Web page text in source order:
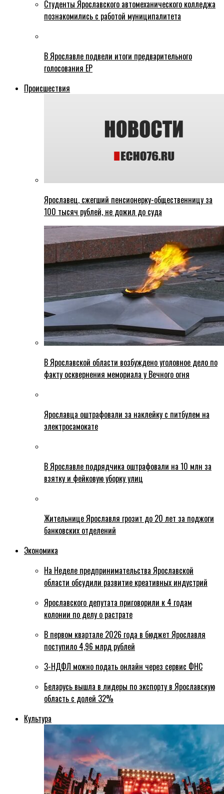
Студенты Ярославского автомеханического колледжа
познакомились с работой муниципалитета
В Ярославле подвели итоги предварительного
голосования ЕР
Происшествия
Ярославец, сжегший пенсионерку-общественницу за
100 тысяч рублей, не дожил до суда
В Ярославской области возбуждено уголовное дело по
факту осквернения мемориала у Вечного огня
Ярославца оштрафовали за наклейку с питбулем на
электросамокате
В Ярославле подрядчика оштрафовали на 10 млн за
взятку и фейковую уборку улиц
Жительнице Ярославля грозит до 20 лет за поджоги
банковских отделений
Экономика
На Неделе предпринимательства Ярославской
области обсудили развитие креативных индустрий
Ярославского депутата приговорили к 4 годам
колонии по делу о растрате
В первом квартале 2026 года в бюджет Ярославля
поступило 4,96 млрд рублей
3-НДФЛ можно подать онлайн через сервис ФНС
Беларусь вышла в лидеры по экспорту в Ярославскую
область с долей 32%
Культура